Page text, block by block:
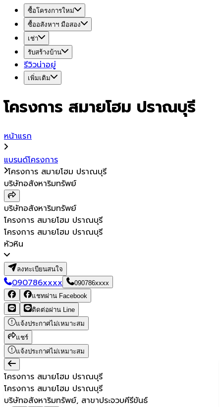
ซื้อโครงการใหม่
ซื้ออสังหาฯ มือสอง
เช่า
รับสร้างบ้าน
รีวิวน่าอยู่
เพิ่มเติม
โครงการ สมายโฮม ปราณบุรี
หน้าแรก
แบรนด์โครงการ
โครงการ สมายโฮม ปราณบุรี
บริษัทอสังหาริมทรัพย์
บริษัทอสังหาริมทรัพย์
โครงการ สมายโฮม ปราณบุรี
โครงการ สมายโฮม ปราณบุรี
หัวหิน
ลงทะเบียนสนใจ
090786xxxx
090786xxxx
แชทผ่าน Facebook
ติดต่อผ่าน Line
แจ้งประกาศไม่เหมาะสม
แชร์
แจ้งประกาศไม่เหมาะสม
โครงการ สมายโฮม ปราณบุรี
โครงการ สมายโฮม ปราณบุรี
บริษัทอสังหาริมทรัพย์, สาขาประจวบคีรีขันธ์